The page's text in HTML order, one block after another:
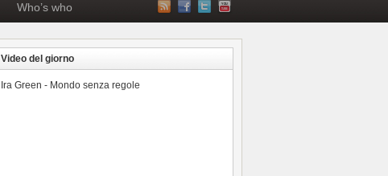
Who’s who
Video del giorno
Ira Green - Mondo senza regole